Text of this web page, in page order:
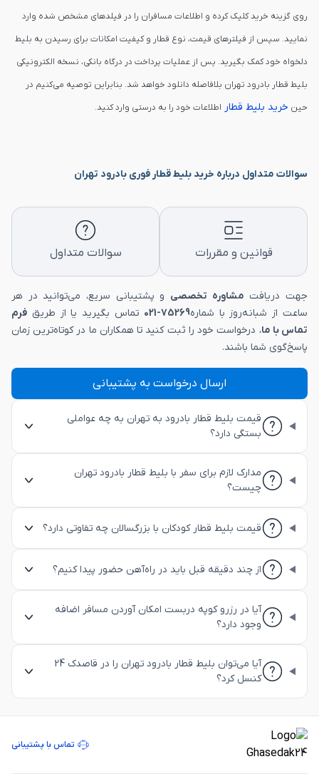
روی گزینه خرید کلیک کرده و اطلاعات مسافران را در فیلدهای مشخص شده وارد
نمایید. سپس از فیلترهای قیمت، نوع قطار و کیفیت امکانات برای رسیدن به بلیط
دلخواه خود کمک بگیرید. پس از عملیات پرداخت در درگاه بانکی، نسخه الکترونیکی
بلیط قطار بادرود تهران بلافاصله دانلود خواهد شد. بنابراین توصیه می‌کنیم در
حین خرید بلیط قطار اطلاعات خود را به درستی وارد کنید.
سوالات متداول درباره خرید بلیط قطار فوری بادرود تهران
قوانین و مقررات سوالات متداول
جهت دریافت مشاوره تخصصی و پشتیبانی سریع، می‌توانید در هر
ساعت از شبانه‌روز با شماره75269-021 تماس بگیرید یا از طریق فرم
تماس با ما، درخواست خود را ثبت کنید تا همکاران ما در کوتاه‌ترین زمان
پاسخ‌گوی شما باشند.
ارسال درخواست به پشتیبانی
قیمت بلیط قطار بادرود به تهران به چه عواملی
بستگی دارد؟
مدارک لازم برای سفر با بلیط قطار بادرود تهران
چیست؟
قیمت بلیط قطار کودکان با بزرگسالان چه تفاوتی دارد؟
از چند دقیقه قبل باید در راه‌آهن حضور پیدا کنیم؟
آیا در رزرو کوپه دربست امکان آوردن مسافر اضافه
وجود دارد؟
آیا می‌توان بلیط قطار بادرود تهران را در قاصدک 24
کنسل کرد؟
تماس با پشتیبانی